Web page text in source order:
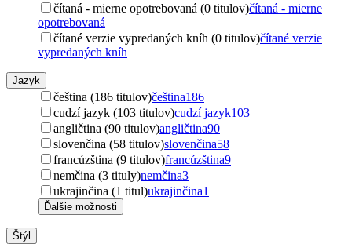
čítaná - mierne opotrebovaná (0 titulov)čítaná - mierne
opotrebovaná
čítané verzie vypredaných kníh (0 titulov)čítané verzie
vypredaných kníh
Jazyk
čeština (186 titulov)čeština186
cudzí jazyk (103 titulov)cudzí jazyk103
angličtina (90 titulov)angličtina90
slovenčina (58 titulov)slovenčina58
francúzština (9 titulov)francúzština9
nemčina (3 tituly)nemčina3
ukrajinčina (1 titul)ukrajinčina1
Ďalšie možnosti
Štýl